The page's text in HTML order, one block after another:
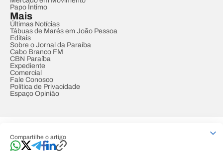
Compartilhe o artigo
Papo Íntimo
Mais
Últimas Notícias
Tábuas de Marés em João Pessoa
Editais
Sobre o Jornal da Paraíba
Cabo Branco FM
CBN Paraíba
Expediente
Comercial
Fale Conosco
Política de Privacidade
Espaço Opinião
Developed by Designed by